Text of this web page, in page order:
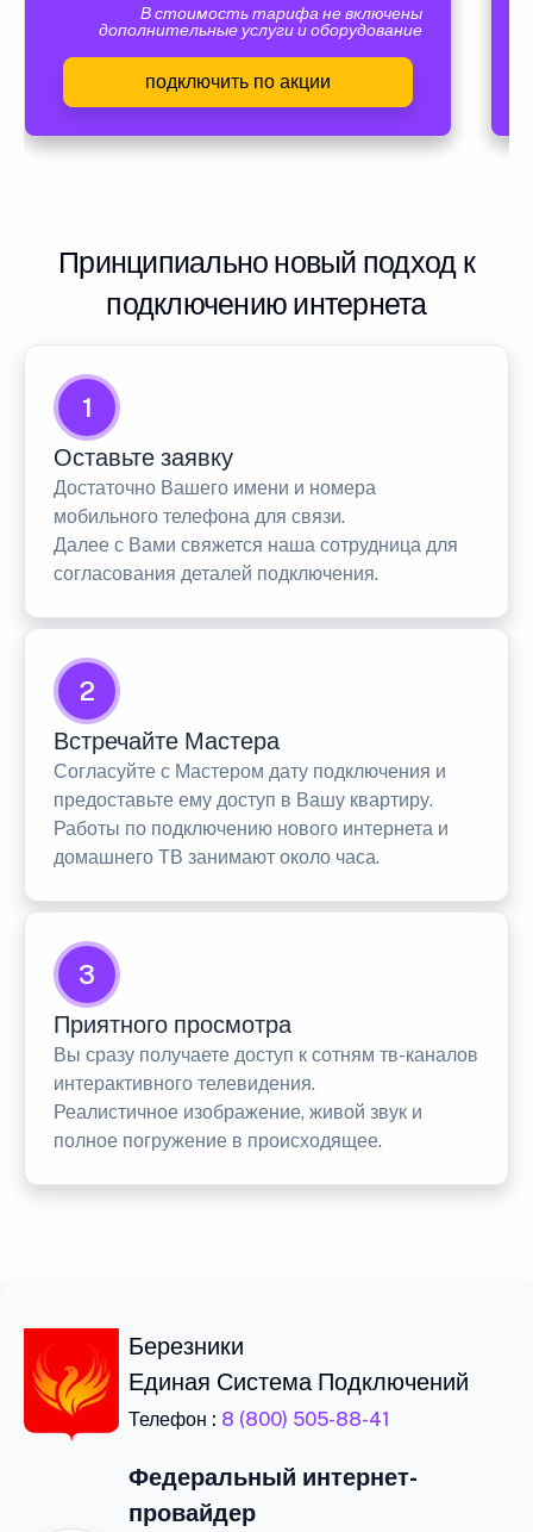
В стоимость тарифа не включены
дополнительные услуги и оборудование
подключить по акции
Принципиально новый подход к
подключению интернета
1
Оставьте заявку
Достаточно Вашего имени и номера
мобильного телефона для связи.
Далее с Вами свяжется наша сотрудница для
согласования деталей подключения.
2
Встречайте Мастера
Согласуйте с Мастером дату подключения и
предоставьте ему доступ в Вашу квартиру.
Работы по подключению нового интернета и
домашнего ТВ занимают около часа.
3
Приятного просмотра
Вы сразу получаете доступ к сотням тв-каналов
интерактивного телевидения.
Реалистичное изображение, живой звук и
полное погружение в происходящее.
Березники
Единая Система Подключений
Телефон : 8 (800) 505-88-41
Федеральный интернет-
провайдер